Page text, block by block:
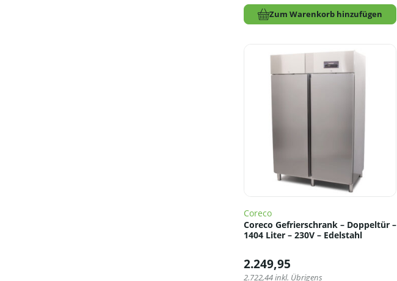
Zum Warenkorb hinzufügen
Coreco
Coreco Gefrierschrank – Doppeltür –
1404 Liter – 230V – Edelstahl
2.249,95
2.722,44inkl. Übrigens